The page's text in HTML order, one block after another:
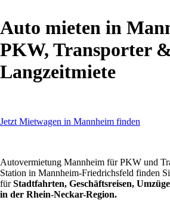
Auto mieten in
PKW, Transporter
Langzeitmiete
Jetzt Mietwagen in Mannheim finden
Autovermietung Mannheim für PKW und
Station in Mannheim-Friedrichsfeld finden
fürStadtfahrten, Geschäftsreisen,
in der Rhein-Neckar-Region.